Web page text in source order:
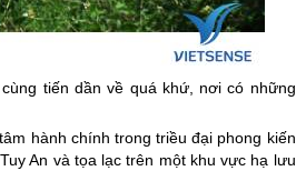
tiến dần về quá khứ, nơi có những
hành chính trong triều đại phong kiến
An và tọa lạc trên một khu vực hạ lưu